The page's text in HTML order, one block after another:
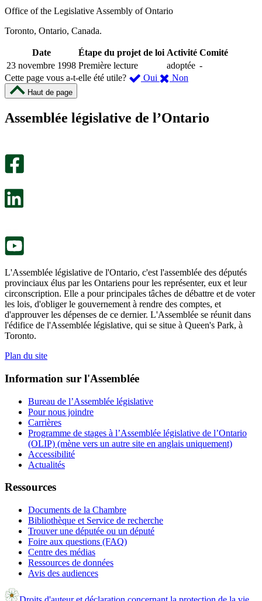
Office of the Legislative Assembly of Ontario
Toronto, Ontario, Canada.
Date Étape du projet de loi Activité Comité
23 novembre 1998 Première lecture adoptée -
Cette page vous a-t-elle été utile?
Oui ,
été
Non
m’a
Haut de page
Assemblée législative de l’Ontario
L'Assemblée législative de l'Ontario, c'est l'assemblée des députés
provinciaux élus par les Ontariens pour les représenter, eux et leur
circonscription. Elle a pour principales tâches de débattre et de voter
les lois, d'obliger le gouvernement à rendre des comptes, et
d'approuver les dépenses de ce dernier. L'Assemblée se réunit dans
l'édifice de l'Assemblée législative, qui se situe à Queen's Park, à
Toronto.
Plan du site
Information sur l'Assemblée
Bureau de l’Assemblée législative
Pour nous joindre
Carrières
Programme de stages à l’Assemblée législative de l’Ontario
(OLIP) (mène vers un autre site en anglais uniquement)
Accessibilité
Actualités
Ressources
Documents de la Chambre
Bibliothèque et Service de recherche
Trouver une députée ou un député
Foire aux questions (FAQ)
Centre des médias
Ressources de données
Avis des audiences